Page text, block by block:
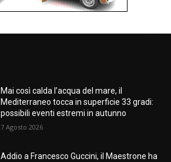
Mai così calda l’acqua del mare, il
Mediterraneo tocca in superficie 33 gradi:
possibili eventi estremi in autunno
7 Agosto 2026
Addio a Francesco Guccini, il Maestrone ha